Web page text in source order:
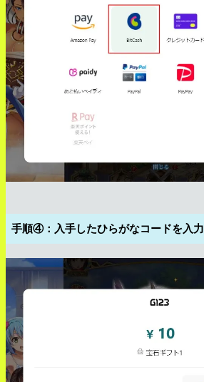
手順④：入手したひらがなコードを入力